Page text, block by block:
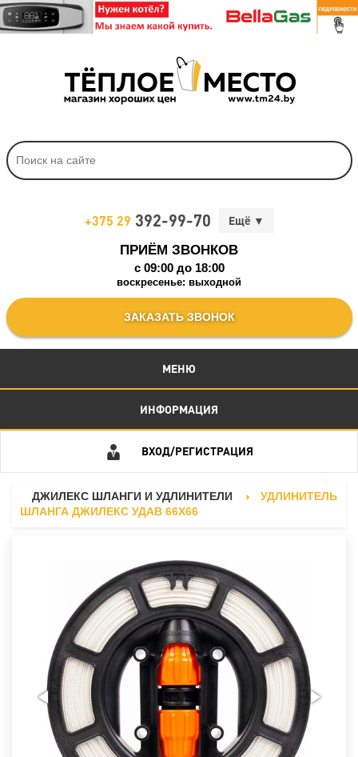
+375 29 392-99-70
ПРИЁМ ЗВОНКОВ
c 09:00 до 18:00
воскресенье: выходной
ЗАКАЗАТЬ ЗВОНОК
МЕНЮ
ИНФОРМАЦИЯ
ВХОД/РЕГИСТРАЦИЯ
ДЖИЛЕКС ШЛАНГИ И УДЛИНИТЕЛИ
УДЛИНИТЕЛЬ
ШЛАНГА ДЖИЛЕКС УДАВ 66Х66